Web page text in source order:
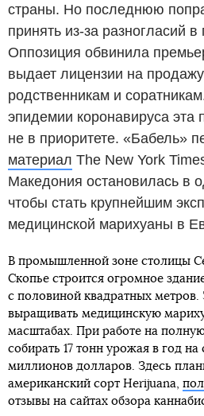
страны. Но последнюю
принять из-за разногласий в
Оппозиция обвинила
выдает лицензии на
родственникам и
эпидемии коронавируса эта
не в приоритете. «Бабель»
материал The New York
Македония остановилась в
чтобы стать крупнейшим
медицинской марихуаны в
В промышленной зоне столицы
Скопье строится огромное
с половиной квадратных метров.
выращивать медицинскую
масштабах. При работе на
собирать 17 тонн урожая в год
миллионов долларов. Здесь
американский сорт Herijuana,
отзывы на сайтах обзора